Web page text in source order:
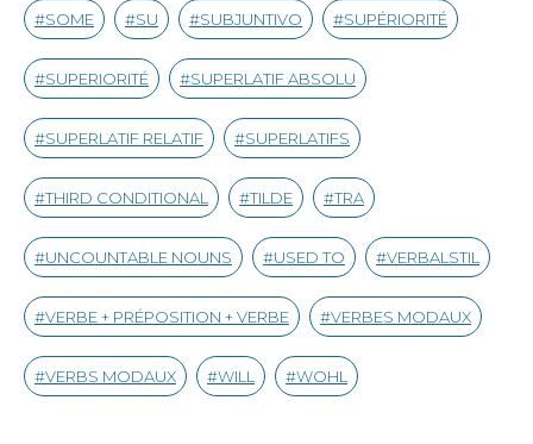
SOME SU SUBJUNTIVO SUPÉRIORITÉ
SUPERIORITÉ SUPERLATIF ABSOLU
SUPERLATIF RELATIF SUPERLATIFS
THIRD CONDITIONAL TILDE TRA
UNCOUNTABLE NOUNS USED TO VERBALSTIL
VERBE + PRÉPOSITION + VERBE VERBES MODAUX
VERBS MODAUX WILL WOHL